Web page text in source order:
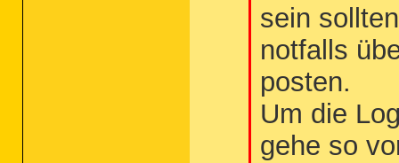
sein
notfalls
posten.
Um die
gehe so